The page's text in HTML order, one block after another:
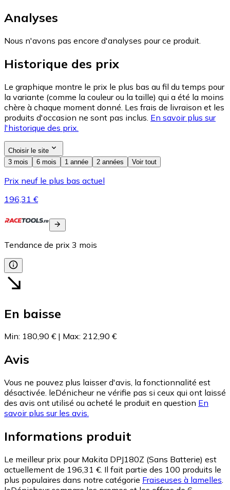
Analyses
Nous n'avons pas encore d'analyses pour ce produit.
Historique des prix
Le graphique montre le prix le plus bas au fil du temps pour
la variante (comme la couleur ou la taille) qui a été la moins
chère à chaque moment donné. Les frais de livraison et les
produits d'occasion ne sont pas inclus. En savoir plus sur
l'historique des prix.
Choisir le site
3 mois
6 mois 1 année 2 années Voir tout
Prix neuf le plus bas actuel
196,31 €
Tendance de prix 3 mois
En baisse
Min: 180,90 € | Max: 212,90 €
Avis
Vous ne pouvez plus laisser d'avis, la fonctionnalité est
désactivée. leDénicheur ne vérifie pas si ceux qui ont laissé
des avis ont utilisé ou acheté le produit en question En
savoir plus sur les avis.
Informations produit
Le meilleur prix pour Makita DPJ180Z (Sans Batterie) est
actuellement de 196,31 €. Il fait partie des 100 produits le
plus populaires dans notre catégorie Fraiseuses à lamelles.